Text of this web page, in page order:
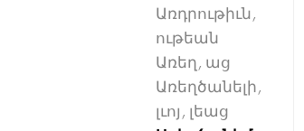
Առդրութիւն,
ութեան
Առեղ, աց
Առեղծանելի,
լւոյ, լեաց